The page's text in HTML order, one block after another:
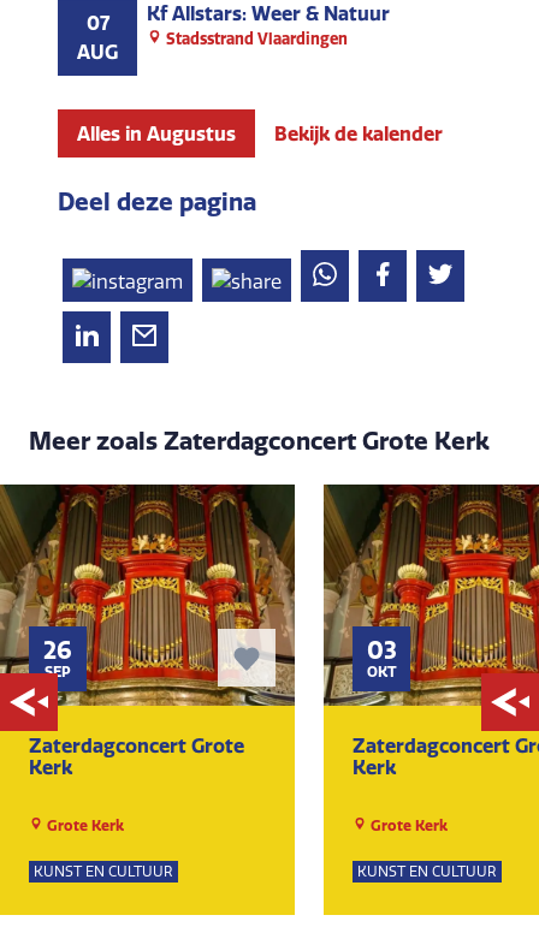
07
AUG
Kf Allstars: Weer & Natuur
Stadsstrand Vlaardingen
Alles in Augustus Bekijk de kalender
Deel deze pagina
Meer zoals Zaterdagconcert Grote Kerk
26
SEP
Zaterdagconcert Grote
Kerk
Grote Kerk
KUNST EN CULTUUR
03
OKT
Zaterdagconcert
Kerk
Grote Kerk
KUNST EN CULTUUR